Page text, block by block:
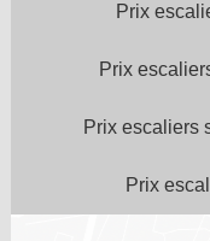
Prix
Prix
Prix escaliers
Prix